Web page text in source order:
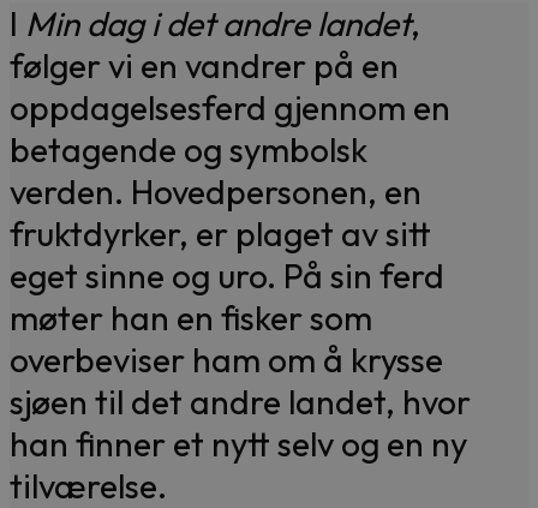
I Min dag i det andre landet,
følger vi en vandrer på en
oppdagelsesferd gjennom en
betagende og symbolsk
verden. Hovedpersonen, en
fruktdyrker, er plaget av sitt
eget sinne og uro. På sin ferd
møter han en fisker som
overbeviser ham om å krysse
sjøen til det andre landet, hvor
han finner et nytt selv og en ny
tilværelse.